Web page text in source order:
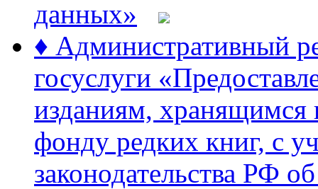
данных»
♦ Административный
госуслуги
изданиям, хранящимся
фонду редких книг, с
законодательства РФ